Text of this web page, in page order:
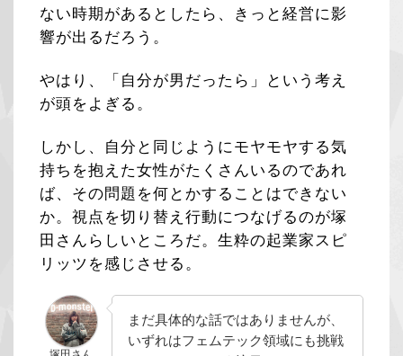
ない時期があるとしたら、きっと経営に影
響が出るだろう。
やはり、「自分が男だったら」という考え
が頭をよぎる。
しかし、自分と同じようにモヤモヤする気
持ちを抱えた女性がたくさんいるのであれ
ば、その問題を何とかすることはできない
か。視点を切り替え行動につなげるのが塚
田さんらしいところだ。生粋の起業家スピ
リッツを感じさせる。
まだ具体的な話ではありませんが、
いずれはフェムテック領域にも挑戦